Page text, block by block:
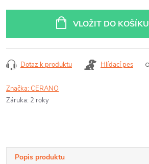
VLOŽIT DO KOŠÍKU
Dotaz k produktu Hlídací pes
Značka:CERANO
Záruka: 2 roky
Popis produktu